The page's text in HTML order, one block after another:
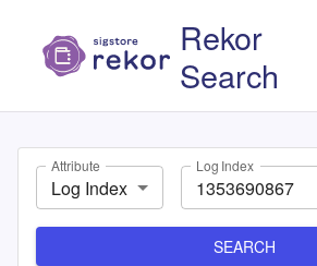
Rekor
Search
Attribute
Log Index
Log Index
SEARCH